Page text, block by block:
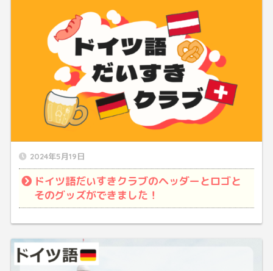
2024年5月19日
ドイツ語だいすきクラブのヘッダーとロゴと
そのグッズができました！